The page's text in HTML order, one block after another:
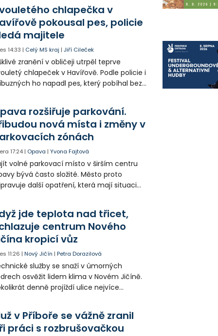
chlapečka v
pokousal pes, policie
majitele
14:33 | Celý MS kraj |Jiří Cileček
zranění v obličeji utrpěl teprve
chlapeček v Havířově. Podle policie i
ho napadl pes, který pobíhal bez
psa hledá.
rozšiřuje parkování.
nová místa i změny v
zónách
17:24 | Opava |Yvona Fajtová
volné parkovací místo v širším centru
bývá často složité. Město proto
další opatření, která mají situaci
řidiče v parkovacích zónách.
jde teplota nad třicet,
centrum Nového
kropicí vůz
11:26 |Nový Jičín |Petra Dorazilová
služby se snaží v úmorných
osvěžit lidem klima v Novém Jičíně.
denně projíždí ulice nejvíce
v Příboře se vážně zranil
práci s rozbrušovačkou